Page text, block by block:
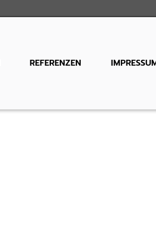
REFERENZEN